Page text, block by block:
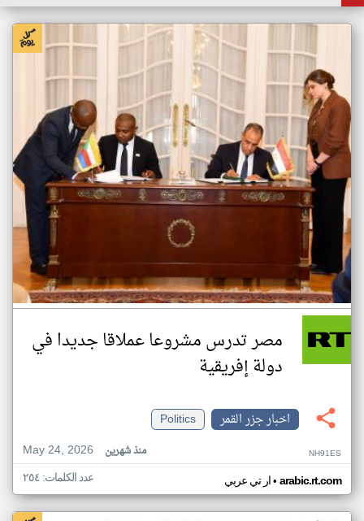
مصر تدرس مشروعا عملاقا جديدا في
دولة إفريقية
اخبار جزر القمر
Politics
May 24, 2026
منذ شهرين NH91ES
ار تي عربي• arabic.rt.com عدد الكلمات: ٢٥٤